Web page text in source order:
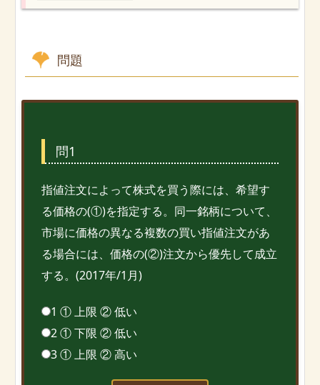
問題
問1
指値注文によって株式を買う際には、希望す
る価格の(①)を指定する。同一銘柄について、
市場に価格の異なる複数の買い指値注文があ
る場合には、価格の(②)注文から優先して成立
する。(2017年/1月)
1 ① 上限 ② 低い
2 ① 下限 ② 低い
3 ① 上限 ② 高い